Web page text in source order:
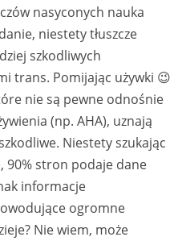
nasyconych nauka
niestety tłuszcze
szkodliwych
trans. Pomijając używki 😉
nie są pewne odnośnie
(np. AHA), uznają
Niestety szukając
stron podaje dane
informacje
ogromne
Nie wiem, może